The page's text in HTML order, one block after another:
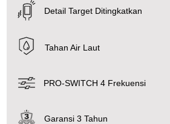
Detail Target Ditingkatkan
Tahan Air Laut
PRO-SWITCH 4 Frekuensi
Garansi 3 Tahun